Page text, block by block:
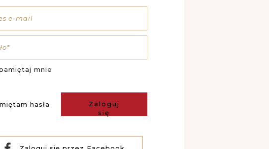
e-mail
mnie
Zaloguj
się
hasła